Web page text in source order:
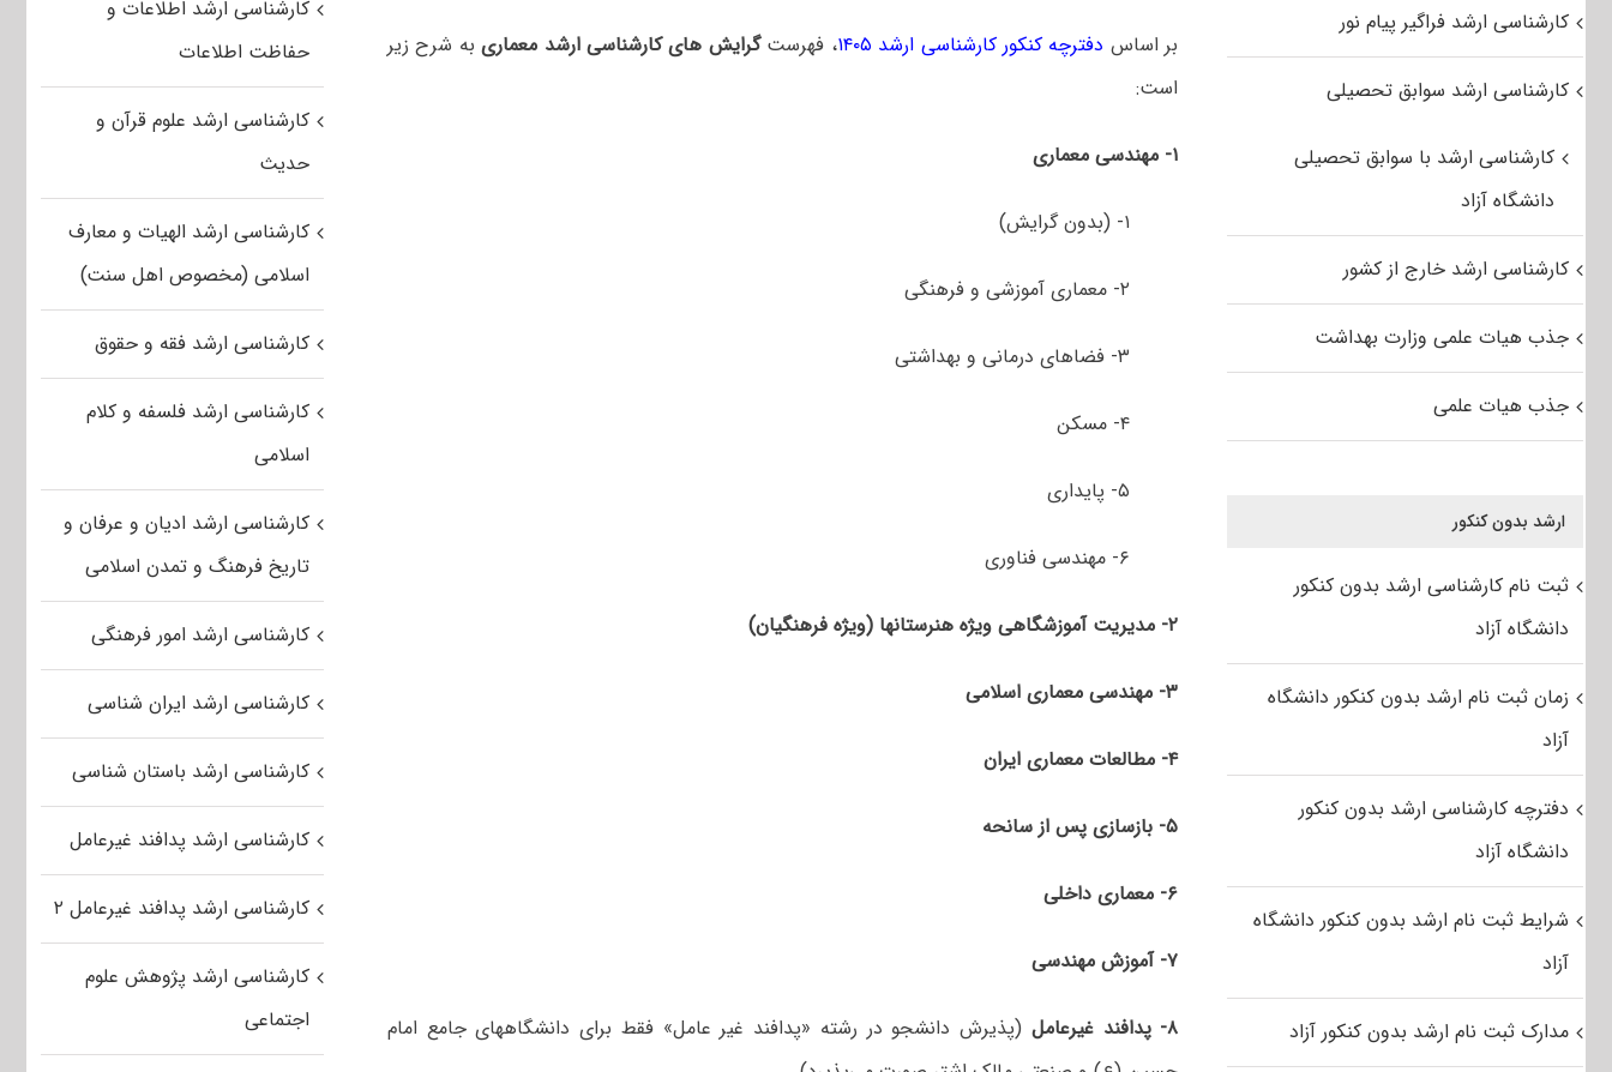
بر اساس دفترچه کنکور کارشناسی ارشد ۱۴۰۵ ، فهرست گرایش های کارشناسی ارشد معماری به شرح زیر
است:
۱- مهندسی معماری
۱- (بدون گرایش)
۲- معماری آموزشی و فرهنگی
۳- فضاهای درمانی و بهداشتی
۴- مسکن
۵- پایداری
۶- مهندسی فناوری
۲- مدیریت آموزشگاهی ویژه هنرستانها (ویژه فرهنگیان)
۳- مهندسی معماری اسلامی
۴- مطالعات معماری ایران
۵- بازسازی پس از سانحه
۶- معماری داخلی
۷- آموزش مهندسی
۸- پدافند غیرعامل
(پذیرش دانشجو در رشته «پدافند غیر عامل» فقط برای دانشگاههای جامع امام
کارشناسی ارشد اطلاعات و
حفاظت اطلاعات
کارشناسی ارشد علوم قرآن و
حدیث
کارشناسی ارشد الهیات و معارف
اسلامی (مخصوص اهل سنت)
کارشناسی ارشد فقه و حقوق
کارشناسی ارشد فلسفه و کلام
اسلامی
کارشناسی ارشد ادیان و عرفان و
تاریخ فرهنگ و تمدن اسلامی
کارشناسی ارشد امور فرهنگی
کارشناسی ارشد ایران شناسی
کارشناسی ارشد باستان شناسی
کارشناسی ارشد پدافند غیرعامل
کارشناسی ارشد پدافند غیرعامل ۲
کارشناسی ارشد پژوهش علوم
اجتماعی
کارشناسی ارشد فراگیر پیام نور
کارشناسی ارشد سوابق تحصیلی
کارشناسی ارشد با سوابق تحصیلی
دانشگاه آزاد
کارشناسی ارشد خارج از کشور
جذب هیات علمی وزارت بهداشت
جذب هیات علمی
ارشد بدون کنکور
ثبت نام کارشناسی ارشد بدون کنکور
دانشگاه آزاد
زمان ثبت نام ارشد بدون کنکور دانشگاه
آزاد
دفترچه کارشناسی ارشد بدون کنکور
دانشگاه آزاد
شرایط ثبت نام ارشد بدون کنکور دانشگاه
آزاد
مدارک ثبت نام ارشد بدون کنکور آزاد